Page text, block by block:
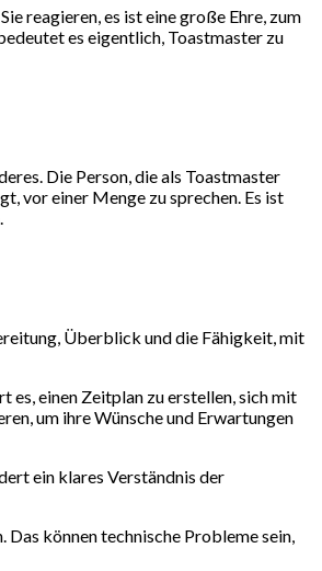
reagieren, es ist eine große Ehre, zum
es eigentlich, Toastmaster zu
Die Person, die als Toastmaster
vor einer Menge zu sprechen. Es ist
Überblick und die Fähigkeit, mit
es, einen Zeitplan zu erstellen, sich mit
um ihre Wünsche und Erwartungen
ein klares Verständnis der
Das können technische Probleme sein,